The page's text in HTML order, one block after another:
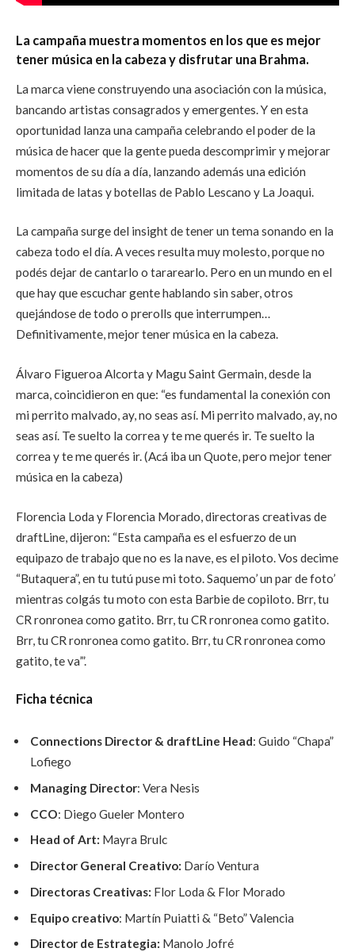
La campaña muestra momentos en los que es mejor
tener música en la cabeza y disfrutar una Brahma.
La marca viene construyendo una asociación con la música,
bancando artistas consagrados y emergentes. Y en esta
oportunidad lanza una campaña celebrando el poder de la
música de hacer que la gente pueda descomprimir y mejorar
momentos de su día a día, lanzando además una edición
limitada de latas y botellas de Pablo Lescano y La Joaqui.
La campaña surge del insight de tener un tema sonando en la
cabeza todo el día. A veces resulta muy molesto, porque no
podés dejar de cantarlo o tararearlo. Pero en un mundo en el
que hay que escuchar gente hablando sin saber, otros
quejándose de todo o prerolls que interrumpen…
Definitivamente, mejor tener música en la cabeza.
Álvaro Figueroa Alcorta y Magu Saint Germain, desde la
marca, coincidieron en que: “es fundamental la conexión con
mi perrito malvado, ay, no seas así. Mi perrito malvado, ay, no
seas así. Te suelto la correa y te me querés ir. Te suelto la
correa y te me querés ir. (Acá iba un Quote, pero mejor tener
música en la cabeza)
Florencia Loda y Florencia Morado, directoras creativas de
draftLine, dijeron: “Esta campaña es el esfuerzo de un
equipazo de trabajo que no es la nave, es el piloto. Vos decime
“Butaquera”, en tu tutú puse mi toto. Saquemo’ un par de foto’
mientras colgás tu moto con esta Barbie de copiloto. Brr, tu
CR ronronea como gatito. Brr, tu CR ronronea como gatito.
Brr, tu CR ronronea como gatito. Brr, tu CR ronronea como
gatito, te va’”.
Ficha técnica
Connections Director & draftLine Head: Guido “Chapa”
Lofiego
Managing Director: Vera Nesis
CCO: Diego Gueler Montero
Head of Art: Mayra Brulc
Director General Creativo: Darío Ventura
Directoras Creativas: Flor Loda & Flor Morado
Equipo creativo: Martín Puiatti & “Beto” Valencia
Director de Estrategia: Manolo Jofré